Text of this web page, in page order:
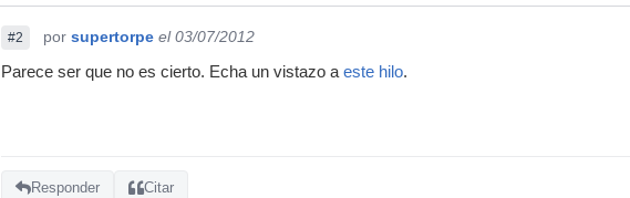
#2 por supertorpe el 03/07/2012
Parece ser que no es cierto. Echa un vistazo a este hilo.
Responder Citar